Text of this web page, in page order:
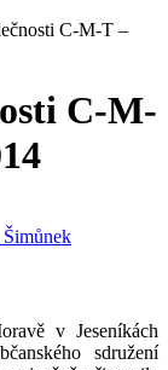
C-M-T –
C-M-
v Jeseníkách
sdružení